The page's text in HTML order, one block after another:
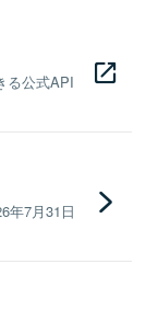
る公式API
年7月31日